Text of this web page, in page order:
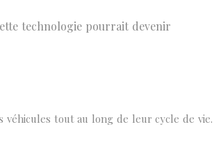
technologie pourrait devenir
véhicules tout au long de leur cycle de vie.